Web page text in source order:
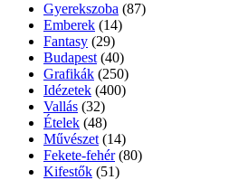
Gyerekszoba (87)
Emberek (14)
Fantasy (29)
Budapest (40)
Grafikák (250)
Idézetek (400)
Vallás (32)
Ételek (48)
Művészet (14)
Fekete-fehér (80)
Kifestők (51)